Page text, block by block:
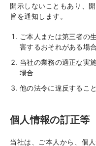
開示しないこともあり、
旨を通知します。
ご本人または第三者の
害するおそれがある場合
当社の業務の適正な実
場合
他の法令に違反するこ
個人情報の訂正等
当社は、ご本人から、個